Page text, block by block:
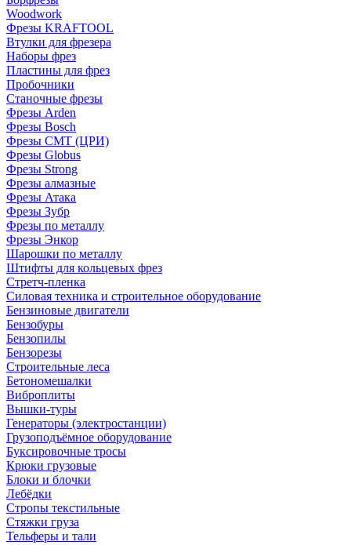
Woodwork
Фрезы KRAFTOOL
Втулки для фрезера
Наборы фрез
Пластины для фрез
Пробочники
Станочные фрезы
Фрезы Arden
Фрезы Bosch
Фрезы CMT (ЦРИ)
Фрезы Globus
Фрезы Strong
Фрезы алмазные
Фрезы Атака
Фрезы Зубр
Фрезы по металлу
Фрезы Энкор
Шарошки по металлу
Штифты для кольцевых фрез
Стретч-пленка
Силовая техника и строительное оборудование
Бензиновые двигатели
Бензобуры
Бензопилы
Бензорезы
Строительные леса
Бетономешалки
Виброплиты
Вышки-туры
Генераторы (электростанции)
Грузоподъёмное оборудование
Буксировочные тросы
Крюки грузовые
Блоки и блочки
Лебёдки
Стропы текстильные
Стяжки груза
Тельферы и тали